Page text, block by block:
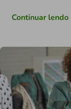
Continuar lendo